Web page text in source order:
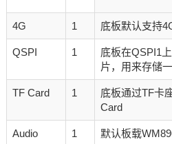
4G 1 底板默认支持
QSPI 1
底板在QSPI1
片，用来存储
TF Card 1
底板通过TF卡
Card
Audio 1
默认板载